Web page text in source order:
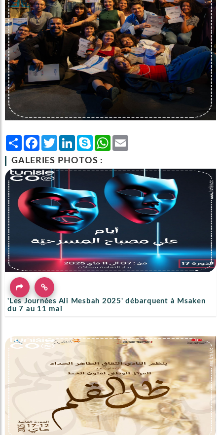
Share Facebook
TwitterLinkedInSkype WhatsApp
GALERIES PHOTOS :
'Les Journées Ali Mesbah 2025' débarquent à Msaken
du 7 au 11 mai